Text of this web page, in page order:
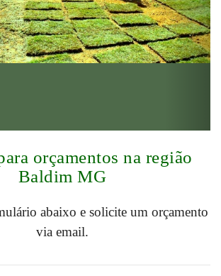
orçamentos na região
Baldim MG
abaixo e solicite um orçamento
via email.